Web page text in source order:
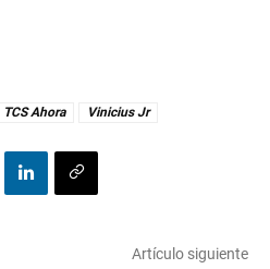
TCS Ahora Vinicius Jr
Artículo siguiente